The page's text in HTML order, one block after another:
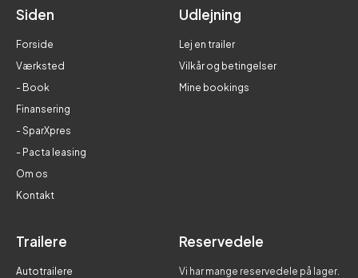
Siden
Forside
Værksted
- Book
Finansering
- SparXpres
- Pacta leasing
Om os
Kontakt
Udlejning
Lej en trailer
Vilkår og betingelser
Mine bookings
Trailere
Autotrailere
Reservedele
Vi har mange reservedele på lager.